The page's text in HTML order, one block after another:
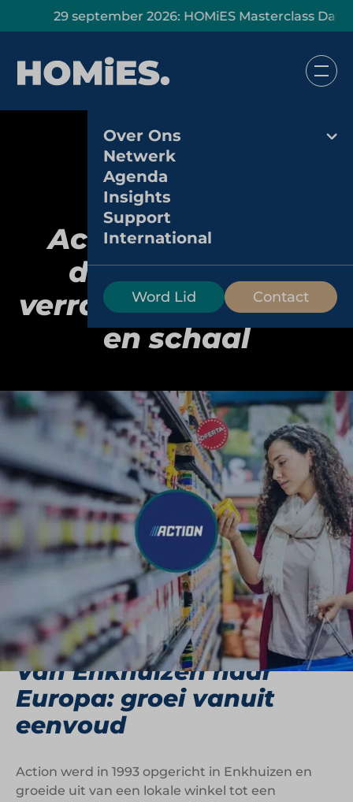
29 september 2026: HOMiES Masterclass Data
Over Ons
Netwerk
Agenda
Insights
Support
International
Word Lid Contact
Action: Europese
discounter die
verrast met eenvoud
en schaal
Action is Europa’s snelst groeiende non-food
discounter, met een assortiment van duizenden
producten en een ijzersterke belofte: goede en
verrassende artikelen voor de laagste prijs. In
meer dan 3.000 winkels in dertien landen laat
Action zien dat betaalbaarheid en kwaliteit prima
samen kunnen gaan. Van keukenspullen tot
snacks en van schoonmaakmiddelen tot
seizoensdecoratie: Action maakt dagelijks verschil
met kleine prijzen en een grote glimlach.
Van Enkhuizen naar
Europa: groei vanuit
eenvoud
Action werd in 1993 opgericht in Enkhuizen en
groeide uit van een lokale winkel tot een